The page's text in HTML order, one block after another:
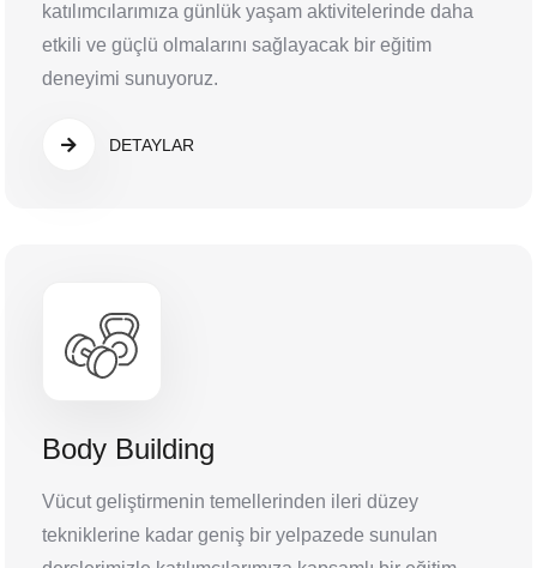
katılımcılarımıza günlük yaşam aktivitelerinde daha
etkili ve güçlü olmalarını sağlayacak bir eğitim
deneyimi sunuyoruz.
DETAYLAR
Body Building
Vücut geliştirmenin temellerinden ileri düzey
tekniklerine kadar geniş bir yelpazede sunulan